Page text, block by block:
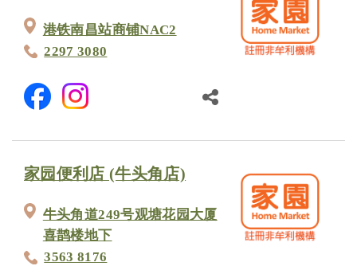
港铁南昌站商铺NAC2
2297 3080
家园便利店 (牛头角店)
牛头角道249号观塘花园大厦
喜鹊楼地下
3563 8176